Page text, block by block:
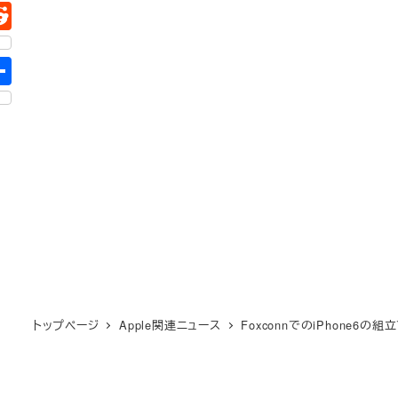
トップページ Apple関連ニュース FoxconnでのiPhone6の組立